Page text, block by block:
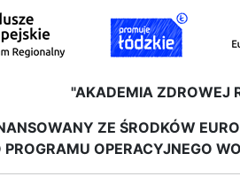
"AKADEMIA ZDROWEJ
ZE ŚRODKÓW
PROGRAMU OPERACYJNEGO